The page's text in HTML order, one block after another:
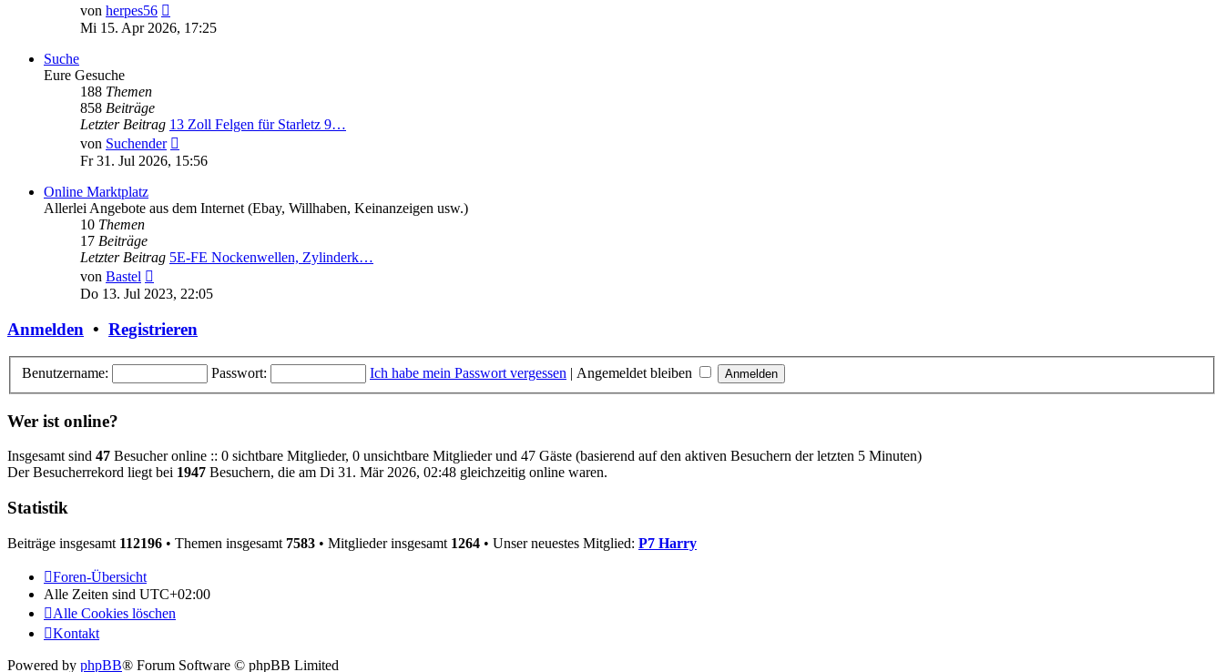
von herpes56
Beitrag
Mi 15. Apr 2026, 17:25
Suche
Eure Gesuche
188 Themen
858 Beiträge
Letzter Beitrag 13 Zoll Felgen für Starletz 9…
von Suchender
Beitrag
Fr 31. Jul 2026, 15:56
Online Marktplatz
Allerlei Angebote aus dem Internet (Ebay, Willhaben, Keinanzeigen usw.)
10 Themen
17 Beiträge
Letzter Beitrag 5E-FE Nockenwellen, Zylinderk…
von Bastel
Beitrag
Do 13. Jul 2023, 22:05
Anmelden • Registrieren
Benutzername: Passwort: Ich habe mein Passwort vergessen | Angemeldet bleiben
Wer ist online?
Insgesamt sind 47 Besucher online :: 0 sichtbare Mitglieder, 0 unsichtbare Mitglieder und 47 Gäste (basierend auf den aktiven Besuchern der letzten 5 Minuten)
Der Besucherrekord liegt bei 1947 Besuchern, die am Di 31. Mär 2026, 02:48 gleichzeitig online waren.
Statistik
Beiträge insgesamt 112196 • Themen insgesamt 7583 • Mitglieder insgesamt 1264 • Unser neuestes Mitglied: P7 Harry
Foren-Übersicht
Alle Zeiten sind UTC+02:00
Alle Cookies löschen
Kontakt
Powered by phpBB® Forum Software © phpBB Limited